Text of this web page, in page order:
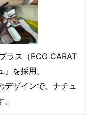
ラス（ECO CARAT
を採用。
デザインで、ナチュ